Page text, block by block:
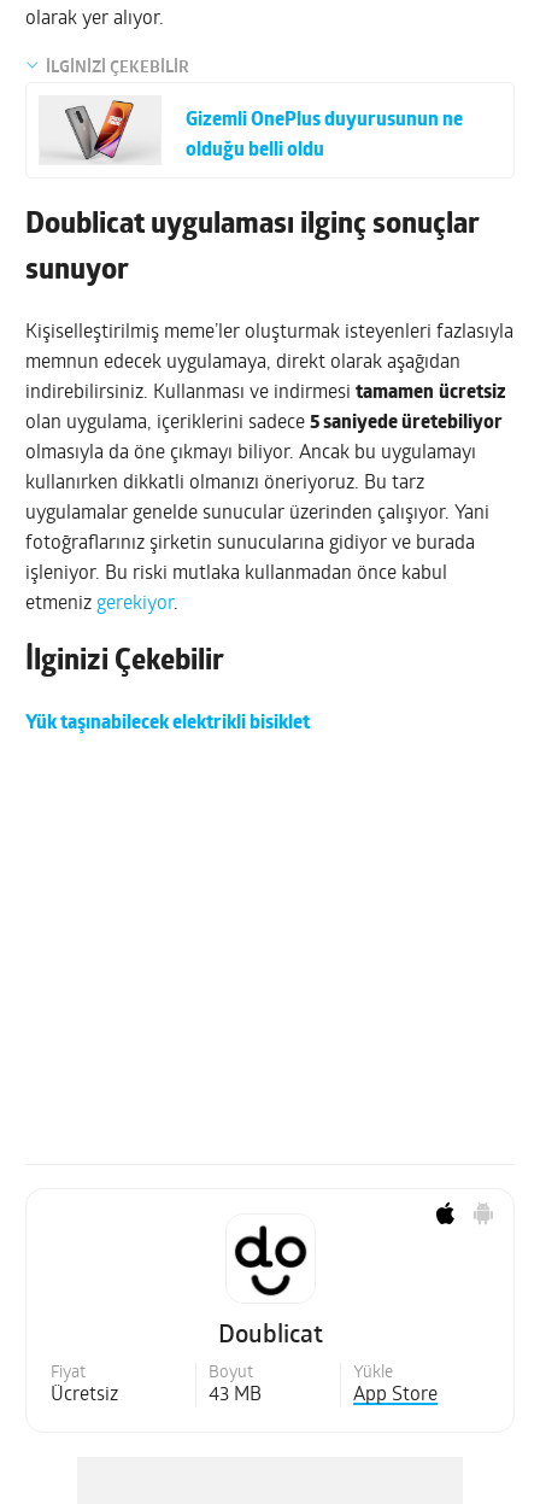
olarak yer alıyor.
İLGİNİZİ ÇEKEBİLİR
Gizemli OnePlus duyurusunun ne
olduğu belli oldu
Doublicat uygulaması ilginç sonuçlar
sunuyor
Kişiselleştirilmiş meme’ler oluşturmak isteyenleri fazlasıyla
memnun edecek uygulamaya, direkt olarak aşağıdan
indirebilirsiniz. Kullanması ve indirmesitamamen ücretsiz
olan uygulama, içeriklerini sadece5 saniyede üretebiliyor
olmasıyla da öne çıkmayı biliyor. Ancak bu uygulamayı
kullanırken dikkatli olmanızı öneriyoruz. Bu tarz
uygulamalar genelde sunucular üzerinden çalışıyor. Yani
fotoğraflarınız şirketin sunucularına gidiyor ve burada
işleniyor. Bu riski mutlaka kullanmadan önce kabul
etmeniz gerekiyor.
İlginizi Çekebilir
Yük taşınabilecek elektrikli bisiklet
Doublicat
Fiyat
Ücretsiz
Boyut
43 MB
Yükle
App Store